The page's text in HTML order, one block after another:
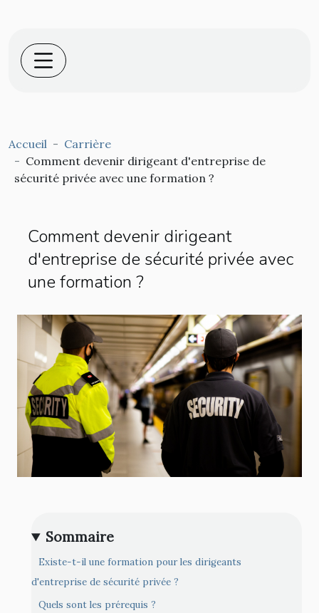
Accueil
Carrière
Comment devenir dirigeant d'entreprise de
sécurité privée avec une formation ?
Comment devenir dirigeant
d'entreprise de sécurité privée avec
une formation ?
Sommaire
Existe-t-il une formation pour les dirigeants
d'entreprise de sécurité privée ?
Quels sont les prérequis ?